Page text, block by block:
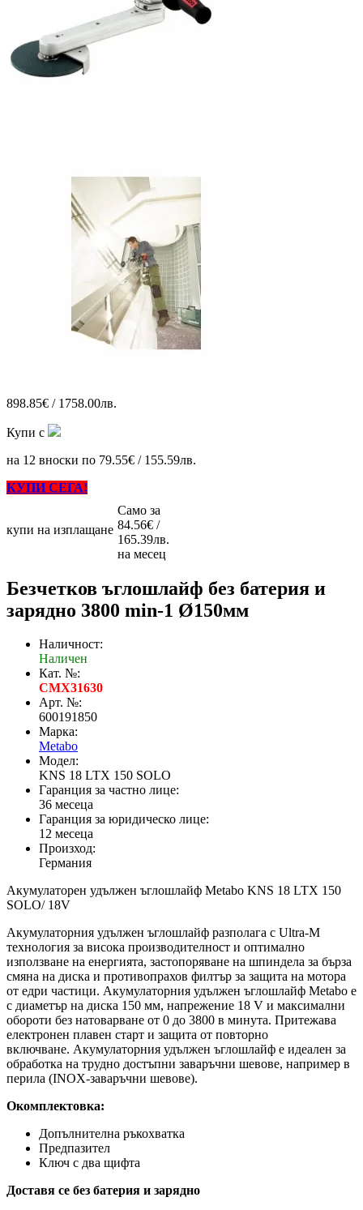
898.85€ / 1758.00лв.
Купи с
на 12 вноски по 79.55€ / 155.59лв.
КУПИ СЕГА!
купи на изплащане
Само за
84.56€ /
165.39лв.
на месец
Безчетков ъглошлайф без батерия и
зарядно 3800 min-1 Ø150мм
Наличност:
Наличен
Кат. №:
CMX31630
Арт. №:
600191850
Марка:
Metabo
Модел:
KNS 18 LTX 150 SOLO
Гаранция за частно лице:
36 месеца
Гаранция за юридическо лице:
12 месеца
Произход:
Германия
Акумулаторен удължен ъглошлайф Metabo KNS 18 LTX 150
SOLO/ 18V
Акумулаторния удължен ъглошлайф разполага с Ultra-M
технология за висока производителност и оптимално
използване на енергията, застопоряване на шпиндела за бърза
смяна на диска и противопрахов филтър за защита на мотора
от едри частици. Акумулаторния удължен ъглошлайф Metabo е
с диаметър на диска 150 мм, напрежение 18 V и максимални
обороти без натоварване от 0 до 3800 в минута. Притежава
електронен плавен старт и защита от повторно
включване. Акумулаторния удължен ъглошлайф е идеален за
обработка на трудно достъпни заваръчни шевове, например в
перила (INOX-заваръчни шевове).
Окомплектовка:
Допълнителна ръкохватка
Предпазител
Ключ с два щифта
Доставя се без батерия и зарядно